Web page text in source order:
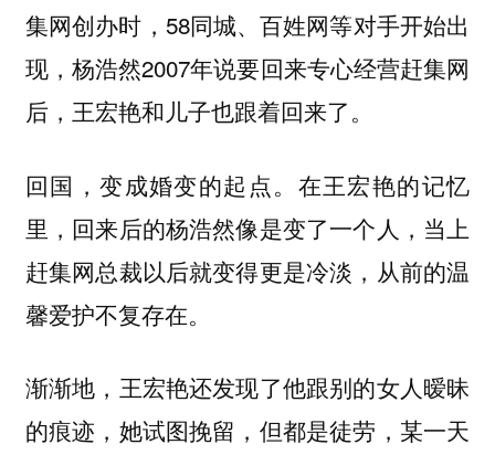
集网创办时，58同城、百姓网等对手开始出
现，杨浩然2007年说要回来专心经营赶集网
后，王宏艳和儿子也跟着回来了。
回国，变成婚变的起点。在王宏艳的记忆
里，回来后的杨浩然像是变了一个人，当上
赶集网总裁以后就变得更是冷淡，从前的温
馨爱护不复存在。
渐渐地，王宏艳还发现了他跟别的女人暧昧
的痕迹，她试图挽留，但都是徒劳，某一天